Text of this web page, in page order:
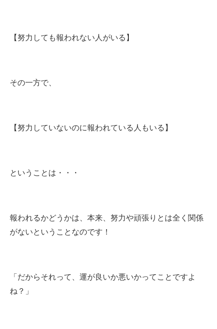
【努力しても報われない人がいる】
その一方で、
【努力していないのに報われている人もいる】
ということは・・・
報われるかどうかは、本来、努力や頑張りとは全く関係
がないということなのです！
「だからそれって、運が良いか悪いかってことですよ
ね？」